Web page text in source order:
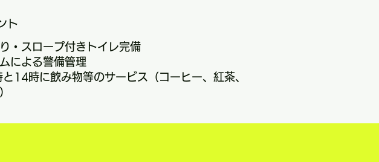
ト
・スロープ付きトイレ完備
による警備管理
と14時に飲み物等のサービス（コーヒー、紅茶、